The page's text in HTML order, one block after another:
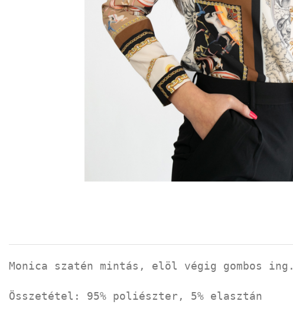
Monica szatén mintás, elöl végig gombos ing.
Összetétel: 95% poliészter, 5% elasztán